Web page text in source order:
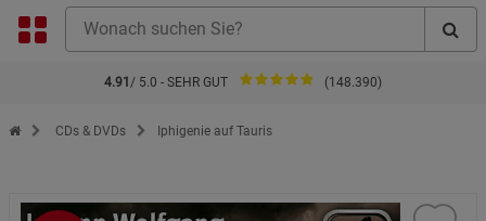
4.91 / 5.0 - SEHR GUT (148.390)
Zur Startseite des Kopp Verlag Online-Shop
CDs & DVDs Iphigenie auf Tauris